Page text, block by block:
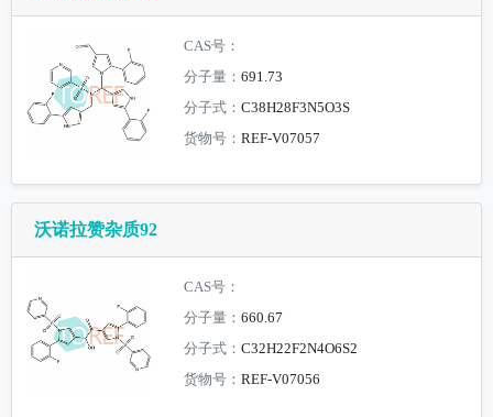
CAS号：
分子量：691.73
分子式：C38H28F3N5O3S
货物号：REF-V07057
沃诺拉赞杂质92
CAS号：
分子量：660.67
分子式：C32H22F2N4O6S2
货物号：REF-V07056